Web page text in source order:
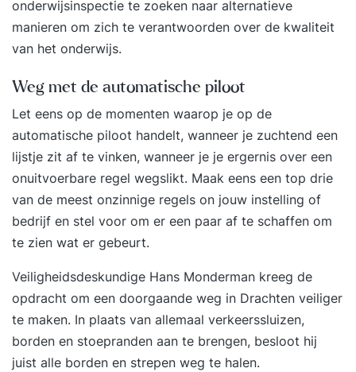
onderwijsinspectie te zoeken naar alternatieve
manieren om zich te verantwoorden over de kwaliteit
van het onderwijs.
Weg met de automatische piloot
Let eens op de momenten waarop je op de
automatische piloot handelt, wanneer je zuchtend een
lijstje zit af te vinken, wanneer je je ergernis over een
onuitvoerbare regel wegslikt. Maak eens een top drie
van de meest onzinnige regels on jouw instelling of
bedrijf en stel voor om er een paar af te schaffen om
te zien wat er gebeurt.
Veiligheidsdeskundige Hans Monderman kreeg de
opdracht om een doorgaande weg in Drachten veiliger
te maken. In plaats van allemaal verkeerssluizen,
borden en stoepranden aan te brengen, besloot hij
juist alle borden en strepen weg te halen.